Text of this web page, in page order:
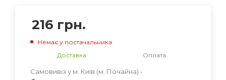
216 грн.
Немає у постачальника
Доставка
Оплата
Самовивіз у м. Київ (м. Почайна) -